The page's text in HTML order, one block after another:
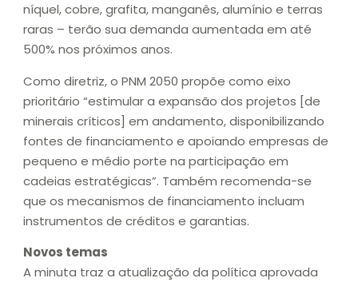
níquel, cobre, grafita, manganês, alumínio e terras
raras – terão sua demanda aumentada em até
500% nos próximos anos.
Como diretriz, o PNM 2050 propõe como eixo
prioritário “estimular a expansão dos projetos [de
minerais críticos] em andamento, disponibilizando
fontes de financiamento e apoiando empresas de
pequeno e médio porte na participação em
cadeias estratégicas”. Também recomenda-se
que os mecanismos de financiamento incluam
instrumentos de créditos e garantias.
Novos temas
A minuta traz a atualização da política aprovada